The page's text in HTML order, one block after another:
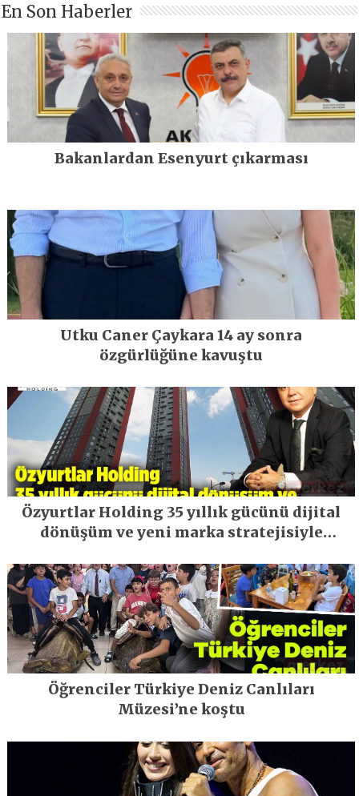
En Son Haberler
Bakanlardan Esenyurt çıkarması
Utku Caner Çaykara 14 ay sonra
özgürlüğüne kavuştu
Özyurtlar Holding 35 yıllık gücünü dijital
dönüşüm ve yeni marka stratejisiyle
Öğrenciler Türkiye Deniz Canlıları
Müzesi’ne koştu